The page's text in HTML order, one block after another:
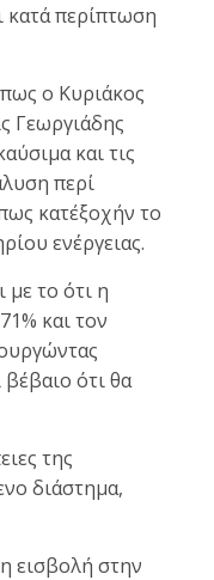
κατά περίπτωση
ο Κυριάκος
Γεωργιάδης
και τις
περί
κατ΄εξοχήν το
ενέργειας.
με το ότι η
και τον
βέβαιο ότι θα
της
διάστημα,
εισβολή στην